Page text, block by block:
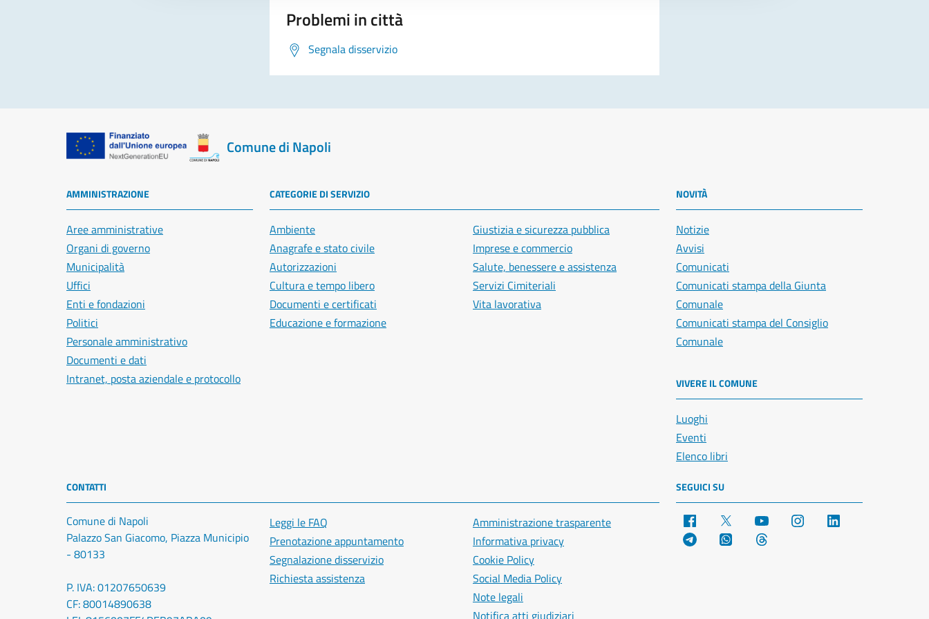
Problemi in città
Segnala disservizio
Comune di Napoli
AMMINISTRAZIONE
Aree amministrative
Organi di governo
Municipalità
Uffici
Enti e fondazioni
Politici
Personale amministrativo
Documenti e dati
Intranet, posta aziendale e protocollo
CATEGORIE DI SERVIZIO
Ambiente
Anagrafe e stato civile
Autorizzazioni
Cultura e tempo libero
Documenti e certificati
Educazione e formazione
Giustizia e sicurezza pubblica
Imprese e commercio
Salute, benessere e assistenza
Servizi Cimiteriali
Vita lavorativa
NOVITÀ
Notizie
Avvisi
Comunicati
Comunicati stampa della Giunta
Comunale
Comunicati stampa del Consiglio
Comunale
VIVERE IL COMUNE
Luoghi
Eventi
Elenco libri
CONTATTI
Comune di Napoli
Palazzo San Giacomo, Piazza Municipio
- 80133
P. IVA: 01207650639
CF: 80014890638
Leggi le FAQ
Prenotazione appuntamento
Segnalazione disservizio
Richiesta assistenza
Amministrazione trasparente
Informativa privacy
Cookie Policy
Social Media Policy
Note legali
SEGUICI SU
Facebook YouTube Instagram
Telegram WhatsApp